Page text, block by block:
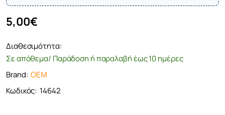
Διαθεσιμότητα:
Σε απόθεμα/ Παράδοση ή παραλαβή έως 10 ημέρες
Brand: OEM
Κωδικός: 14642
5,00€